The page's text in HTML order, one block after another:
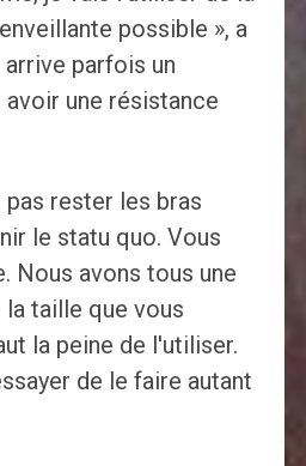
possible », a
parfois un
une résistance
pas rester les bras
le statu quo. Vous
Nous avons tous une
taille que vous
la peine de l'utiliser.
de le faire autant